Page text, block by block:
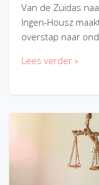
Van de Zuidas
Ingen-Housz
overstap naar
Lees verder »